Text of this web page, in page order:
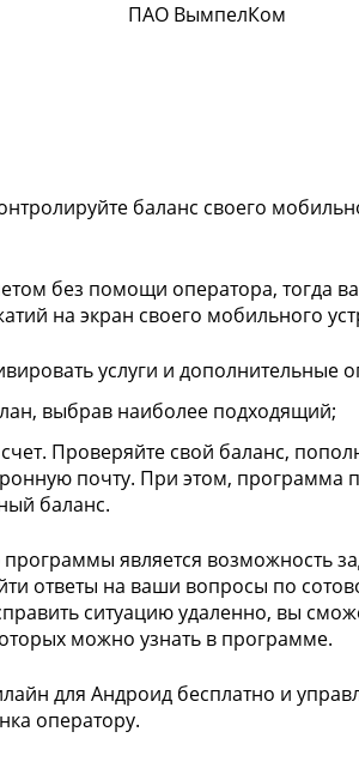
ПАО ВымпелКом
баланс своего
без помощи оператора, тогда
на экран своего мобильного
услуги и дополнительные
выбрав наиболее подходящий;
Проверяйте свой баланс,
почту. При этом, программа
баланс.
является возможность
ответы на ваши вопросы по
ситуацию удаленно, вы
можно узнать в программе.
для Андроид бесплатно и
оператору.